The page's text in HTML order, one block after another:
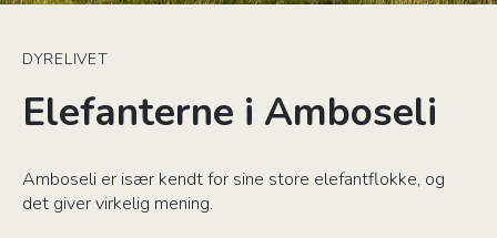
DYRELIVET
Elefanterne i Amboseli
Amboseli er især kendt for sine store elefantflokke, og
det giver virkelig mening.